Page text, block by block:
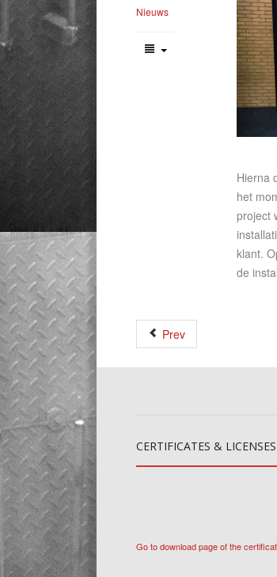
Nieuws
Hierna
het
project
klant.
de
Prev
CERTIFICATES & LICENSES
Go to download page of the